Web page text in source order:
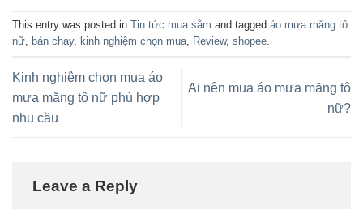
This entry was posted in Tin tức mua sắm and tagged áo mưa măng tô
nữ, bán chạy, kinh nghiệm chọn mua, Review, shopee.
Kinh nghiệm chọn mua áo
mưa măng tô nữ phù hợp
nhu cầu
Ai nên mua áo mưa măng tô
nữ?
Leave a Reply